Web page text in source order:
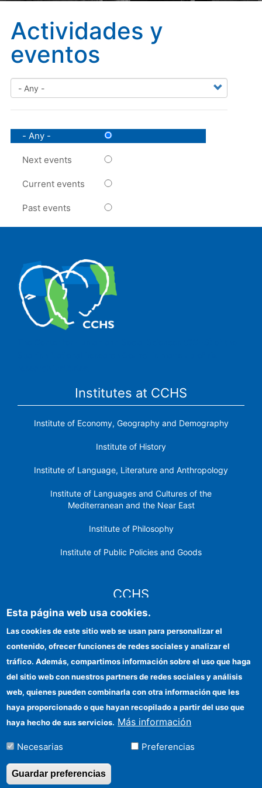
Actividades y
eventos
- Any -
Next events
Current events
Past events
Institutes at CCHS
Institute of Economy, Geography and Demography
Institute of History
Institute of Language, Literature and Anthropology
Institute of Languages ​​and Cultures of the
Mediterranean and the Near East
Institute of Philosophy
Institute of Public Policies and Goods
CCHS
Institutional identity
FEDER funds
Funding entities
Contact
Esta página web usa cookies.
Las cookies de este sitio web se usan para personalizar el
contenido, ofrecer funciones de redes sociales y analizar el
tráfico. Además, compartimos información sobre el uso que haga
del sitio web con nuestros partners de redes sociales y análisis
web, quienes pueden combinarla con otra información que les
haya proporcionado o que hayan recopilado a partir del uso que
haya hecho de sus servicios. Más información
Necesarias Preferencias
Guardar preferencias